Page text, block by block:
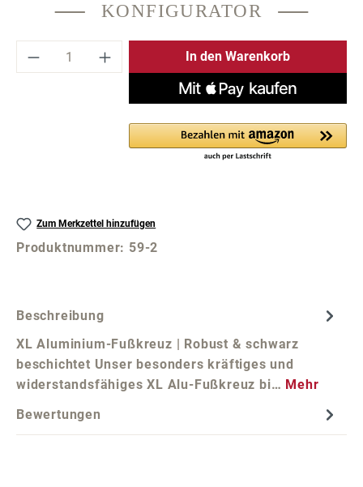
KONFIGURATOR
Produkt Anzahl: Gib den gewünschten
In den Warenkorb
Zum Merkzettel hinzufügen
Produktnummer: 59-2
Beschreibung
XL Aluminium-Fußkreuz | Robust & schwarz
beschichtet Unser besonders kräftiges und
widerstandsfähiges XL Alu-Fußkreuz bi… Mehr
Bewertungen